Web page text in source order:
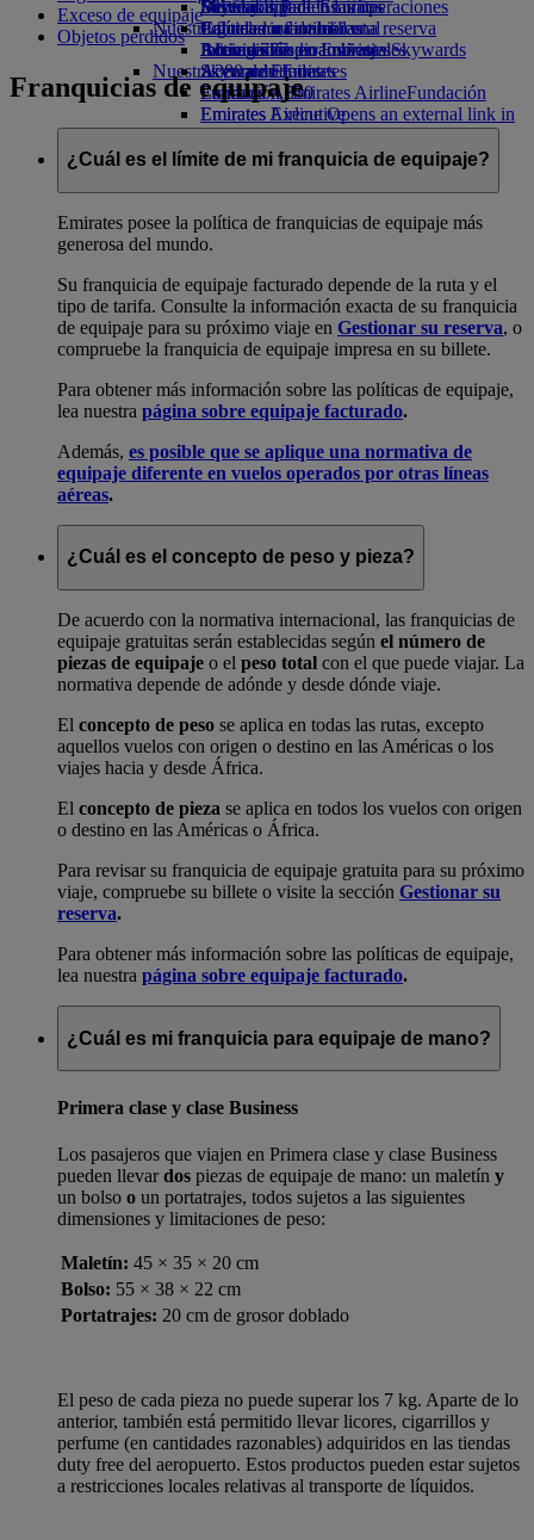
Bebidas
Nuestra flota
Boeing 777
A380 de Emirates
Emirates A350
Emirates Executive
Mapa de asientos
Diversión para los niños
Juguetes infantiles
Actividades para niños
Sostenibilidad en las operaciones
Política medioambiental
Informes medioambientales
Nuestras comunidades
Fundación Emirates AirlineFundación
Emirates Airline Opens an external link in
a new tab
Patrocinios
Skywards Rail
Calculadora de millas
Inicie sesión en Emirates Skywards
Skywards+
Móvil y app de Emirates
Cancelar o cambiar una reserva
Alteraciones en los viajes
Acerca de Emirates
Exceso de equipaje
Objetos perdidos
Franquicias de equipaje
¿Cuál es el límite de mi franquicia de equipaje?
Emirates posee la política de franquicias de equipaje más
generosa del mundo.
Su franquicia de equipaje facturado depende de la ruta y el
tipo de tarifa. Consulte la información exacta de su franquicia
de equipaje para su próximo viaje en Gestionar su reserva, o
compruebe la franquicia de equipaje impresa en su billete.
Para obtener más información sobre las políticas de equipaje,
lea nuestra página sobre equipaje facturado.
Además, es posible que se aplique una normativa de
equipaje diferente en vuelos operados por otras líneas
aéreas.
¿Cuál es el concepto de peso y pieza?
De acuerdo con la normativa internacional, las franquicias de
equipaje gratuitas serán establecidas según el número de
piezas de equipaje o el peso total con el que puede viajar. La
normativa depende de adónde y desde dónde viaje.
El concepto de peso se aplica en todas las rutas, excepto
aquellos vuelos con origen o destino en las Américas o los
viajes hacia y desde África.
El concepto de pieza se aplica en todos los vuelos con origen
o destino en las Américas o África.
Para revisar su franquicia de equipaje gratuita para su próximo
viaje, compruebe su billete o visite la sección Gestionar su
reserva.
Para obtener más información sobre las políticas de equipaje,
lea nuestra página sobre equipaje facturado.
¿Cuál es mi franquicia para equipaje de mano?
Primera clase y clase Business
Los pasajeros que viajen en Primera clase y clase Business
pueden llevardos piezas de equipaje de mano: un maletín y
un bolso o un portatrajes, todos sujetos a las siguientes
dimensiones y limitaciones de peso:
Maletín: 45 × 35 × 20 cm
Bolso: 55 × 38 × 22 cm
Portatrajes: 20 cm de grosor doblado
El peso de cada pieza no puede superar los 7 kg. Aparte de lo
anterior, también está permitido llevar licores, cigarrillos y
perfume (en cantidades razonables) adquiridos en las tiendas
duty free del aeropuerto. Estos productos pueden estar sujetos
a restricciones locales relativas al transporte de líquidos.